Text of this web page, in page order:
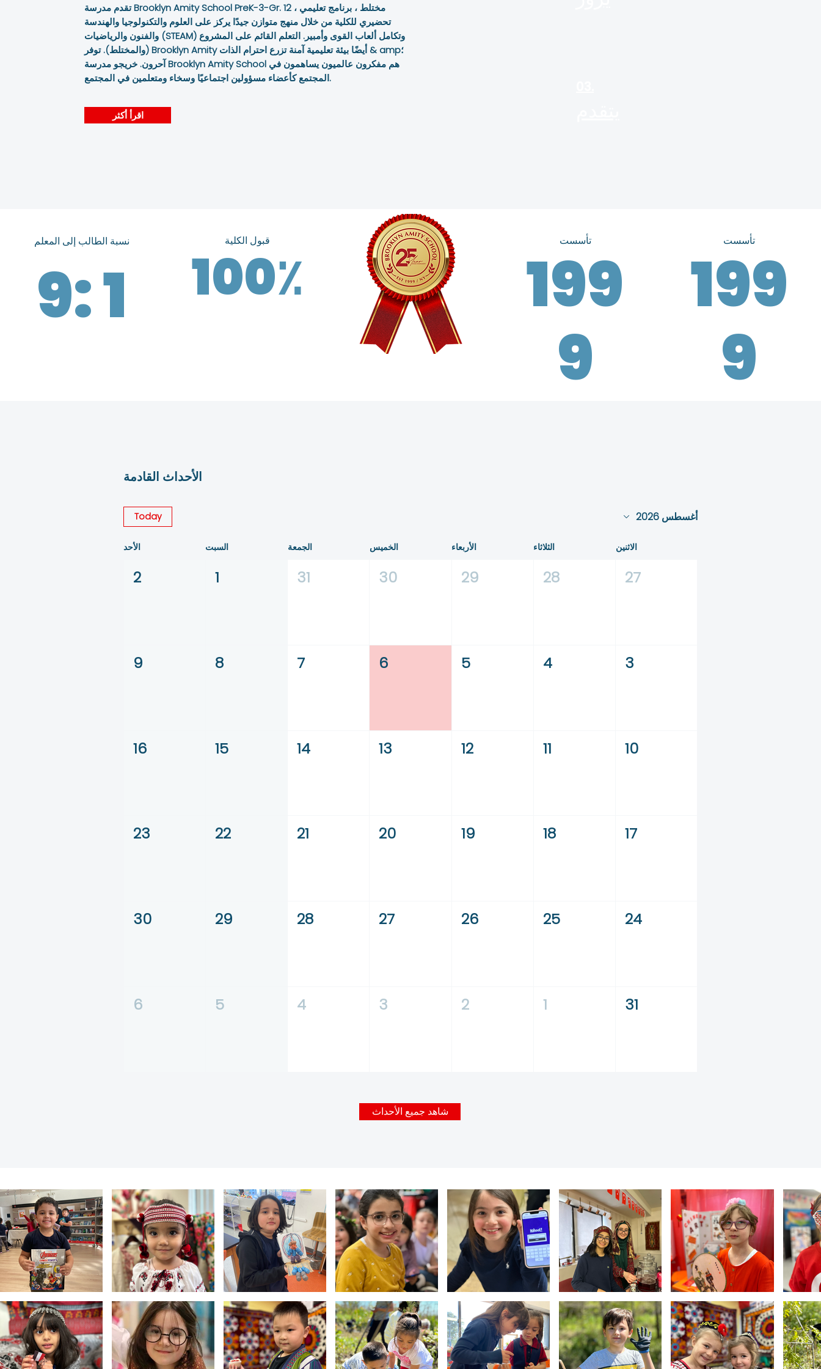
تقدم مدرسة Brooklyn Amity School PreK-3-Gr. 12 ، مختلط ، برنامج تعليمي
تحضيري للكلية من خلال منهج متوازن جيدًا يركز على العلوم والتكنولوجيا والهندسة
والفنون والرياضيات (STEAM) وتكامل ألعاب القوى وأمبير. التعلم القائم على المشروع
(والمختلط). توفر Brooklyn Amity أيضًا بيئة تعليمية آمنة تزرع احترام الذات & amp؛
آحرون. خريجو مدرسة Brooklyn Amity School هم مفكرون عالميون يساهمون في
المجتمع كأعضاء مسؤولين اجتماعيًا وسخاء ومتعلمين في المجتمع.
اقرأ أكثر
نسبة الطالب إلى المعلم
9: 1
قبول الكلية
100٪
تأسست
199
9
تأسست
199
9
الأحداث القادمة
أغسطس 2026 Today
الاثنين الثلاثاء الأربعاء الخميس الجمعة السبت الأحد
27
28
29
30
31
1
2
3
4
5
6
7
8
9
10
11
12
13
14
15
16
17
18
19
20
21
22
23
24
25
26
27
28
29
30
31
1
2
3
4
5
6
شاهد جميع الأحداث